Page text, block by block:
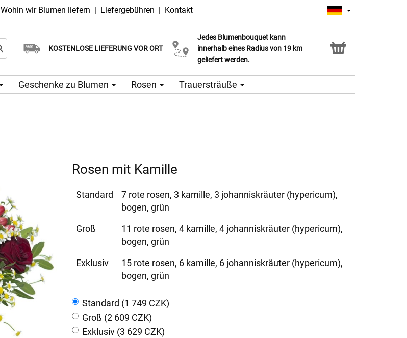
Wohin wir Blumen liefern | Liefergebühren | Kontakt
KOSTENLOSE LIEFERUNG VOR ORT
Lieferung am selben Tag möglich
Wählen Sie Ihr Lieferdatum
Jedes Blumenbouquet kann
innerhalb eines Radius von 19 km
geliefert werden.
Click & Collect Service
Geschenke zu Blumen Rosen Trauersträuße
Rosen mit Kamille
Standard
7 rote rosen, 3 kamille, 3 johanniskräuter (hypericum),
bogen, grün
Groß
11 rote rosen, 4 kamille, 4 johanniskräuter (hypericum),
bogen, grün
Exklusiv
15 rote rosen, 6 kamille, 6 johanniskräuter (hypericum),
bogen, grün
Standard (1 749 CZK)
Groß (2 609 CZK)
Exklusiv (3 629 CZK)